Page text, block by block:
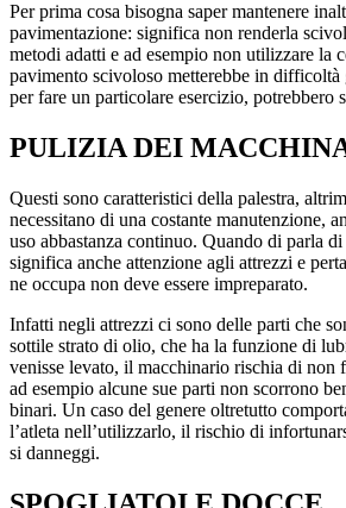
Per prima cosa bisogna saper mantenere
pavimentazione: significa non renderla
metodi adatti e ad esempio non utilizzare la
pavimento scivoloso metterebbe in
per fare un particolare esercizio, potrebbero
PULIZIA DEI
Questi sono caratteristici della palestra,
necessitano di una costante manutenzione,
uso abbastanza continuo. Quando di parla
significa anche attenzione agli attrezzi e
ne occupa non deve essere impreparato.
Infatti negli attrezzi ci sono delle parti che
sottile strato di olio, che ha la funzione di
venisse levato, il macchinario rischia di non
ad esempio alcune sue parti non scorrono
binari. Un caso del genere oltretutto
l’atleta nell’utilizzarlo, il rischio di
si danneggi.